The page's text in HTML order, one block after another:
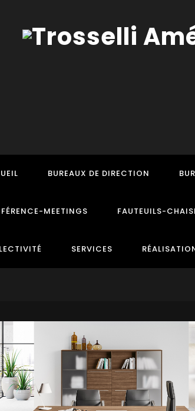
BUREAUX DE DIRECTION
MEETINGS FAUTEUILS-
SERVICES